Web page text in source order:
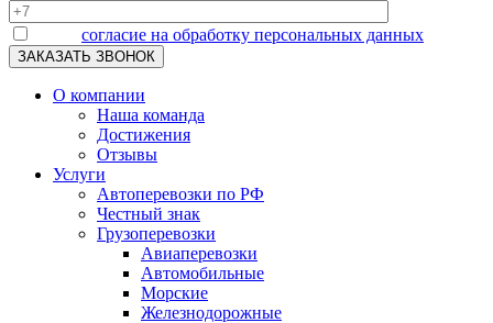
согласие на обработку персональных данных
О компании
Наша команда
Достижения
Отзывы
Услуги
Автоперевозки по РФ
Честный знак
Грузоперевозки
Авиаперевозки
Автомобильные
Морские
Железнодорожные